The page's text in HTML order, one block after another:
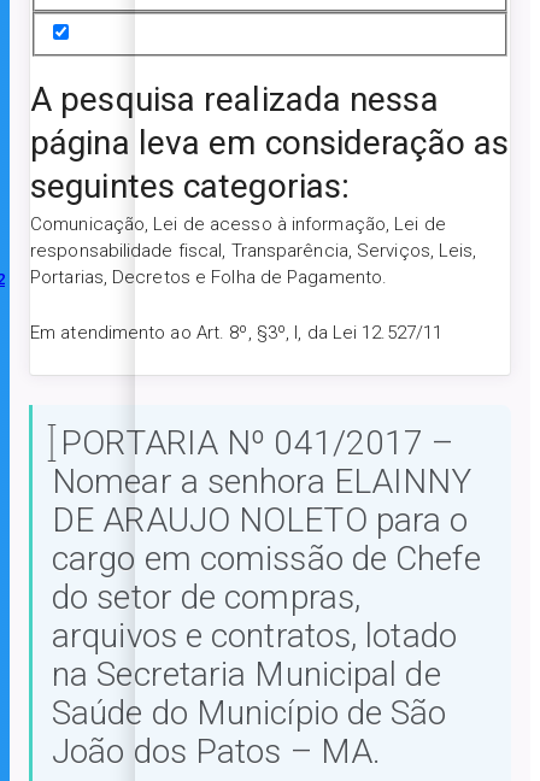
A pesquisa realizada nessa
página leva em consideração as
seguintes categorias:
Comunicação, Lei de acesso à informação, Lei de
responsabilidade fiscal, Transparência, Serviços, Leis,
Portarias, Decretos e Folha de Pagamento.
Em atendimento ao Art. 8º, §3º, I, da Lei 12.527/11
PORTARIA Nº 041/2017 –
Nomear a senhora ELAINNY
DE ARAUJO NOLETO para o
cargo em comissão de Chefe
do setor de compras,
arquivos e contratos, lotado
na Secretaria Municipal de
Saúde do Município de São
João dos Patos – MA.